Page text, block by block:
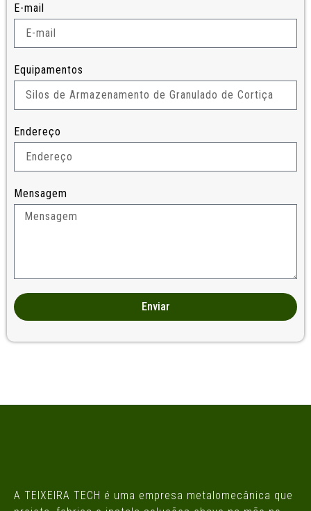
E-mail
Equipamentos
Endereço
Mensagem
Enviar
A TEIXEIRA TECH é uma empresa metalomecânica que